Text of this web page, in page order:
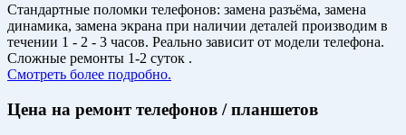
Стандартные поломки телефонов: замена разъёма, замена
динамика, замена экрана при наличии деталей производим в
течении 1 - 2 - 3 часов. Реально зависит от модели телефона.
Сложные ремонты 1-2 суток .
Смотреть более подробно.
Цена на ремонт телефонов / планшетов